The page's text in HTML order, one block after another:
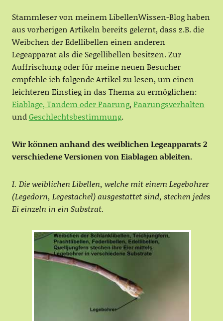
Stammleser von meinem LibellenWissen-Blog haben
aus vorherigen Artikeln bereits gelernt, dass z.B. die
Weibchen der Edellibellen einen anderen
Legeapparat als die Segellibellen besitzen. Zur
Auffrischung oder für meine neuen Besucher
empfehle ich folgende Artikel zu lesen, um einen
leichteren Einstieg in das Thema zu ermöglichen:
Eiablage, Tandem oder Paarung, Paarungsverhalten
undGeschlechtsbestimmung.
Wir können anhand des weiblichen Legeapparats 2
verschiedene Versionen von Eiablagen ableiten.
I. Die weiblichen Libellen, welche mit einem Legebohrer
(Legedorn, Legestachel) ausgestattet sind, stechen jedes
Ei einzeln in ein Substrat.